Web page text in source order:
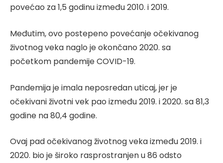
povećao za 1,5 godinu između 2010. i 2019.
Međutim, ovo postepeno povećanje očekivanog
životnog veka naglo je okončano 2020. sa
početkom pandemije COVID-19.
Pandemija je imala neposredan uticaj, jer je
očekivani životni vek pao između 2019. i 2020. sa 81,3
godine na 80,4 godine.
Ovaj pad očekivanog životnog veka između 2019. i
2020. bio je široko rasprostranjen u 86 odsto